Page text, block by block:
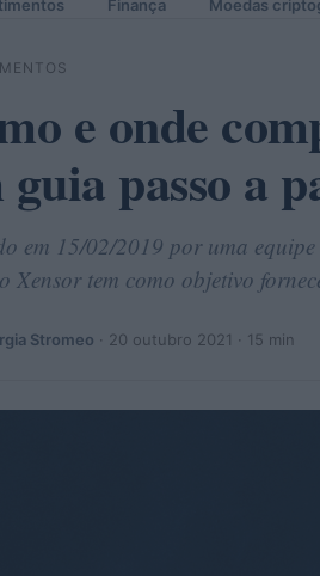
Finança Moedas
e onde
passo a
em 15/02/2019 por uma
Xensor tem como objetivo
Stromeo · 20 outubro 2021 · 15 min